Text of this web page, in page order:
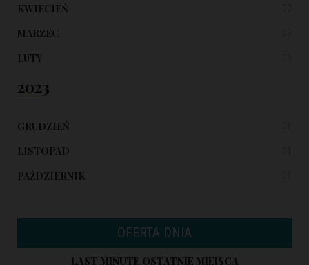
KWIECIEŃ
MARZEC
LUTY
2023
GRUDZIEŃ
LISTOPAD
PAŹDZIERNIK
OFERTA DNIA
LAST MINUTE OSTATNIE MIEJSCA